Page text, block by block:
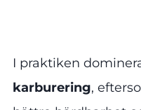
I praktiken
karburering,